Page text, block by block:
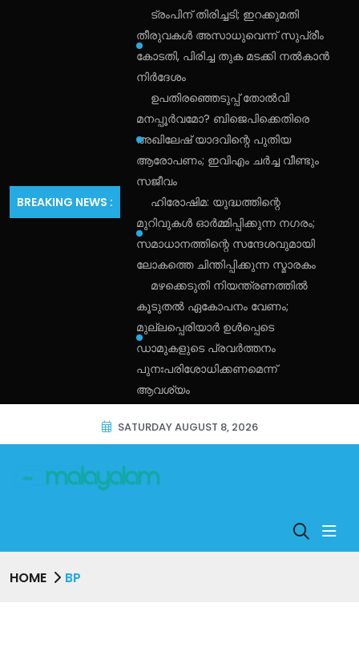
BREAKING NEWS :
ട്രംപിന് തിരിച്ചടി; ഇറക്കുമതി
തീരുവകൾ അസാധുവെന്ന് സുപ്രീം
കോടതി, പിരിച്ച തുക മടക്കി നൽകാൻ
നിർദേശം
ഉപതിരഞ്ഞെടുപ്പ് തോൽവി
മനപ്പൂർവമോ? ബിജെപിക്കെതിരെ
അഖിലേഷ് യാദവിന്റെ പുതിയ
ആരോപണം; ഇവിഎം ചർച്ച വീണ്ടും
സജീവം
ഹിരോഷിമ: യുദ്ധത്തിന്റെ
മുറിവുകൾ ഓർമ്മിപ്പിക്കുന്ന നഗരം;
സമാധാനത്തിന്റെ സന്ദേശവുമായി
ലോകത്തെ ചിന്തിപ്പിക്കുന്ന സ്മാരകം
മഴക്കെടുതി നിയന്ത്രണത്തിൽ
കൂടുതൽ ഏകോപനം വേണം;
മുല്ലപ്പെരിയാർ ഉൾപ്പെടെ
ഡാമുകളുടെ പ്രവർത്തനം
പുനഃപരിശോധിക്കണമെന്ന്
ആവശ്യം
SATURDAY AUGUST 8, 2026
HOME BP